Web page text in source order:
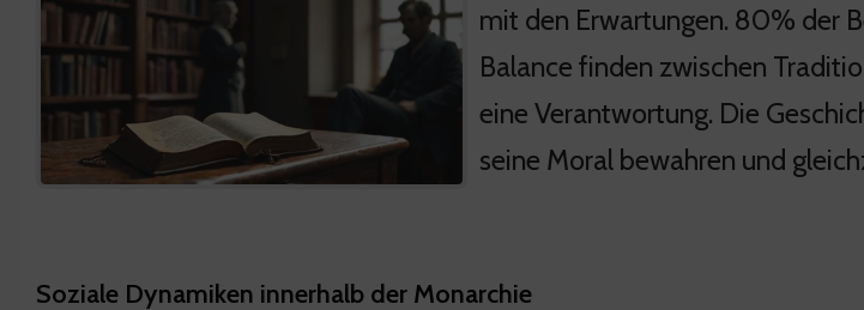
mit den Erwartungen. 80% der
Balance finden zwischen
eine Verantwortung. Die
seine Moral bewahren und
Soziale Dynamiken innerhalb der Monarchie